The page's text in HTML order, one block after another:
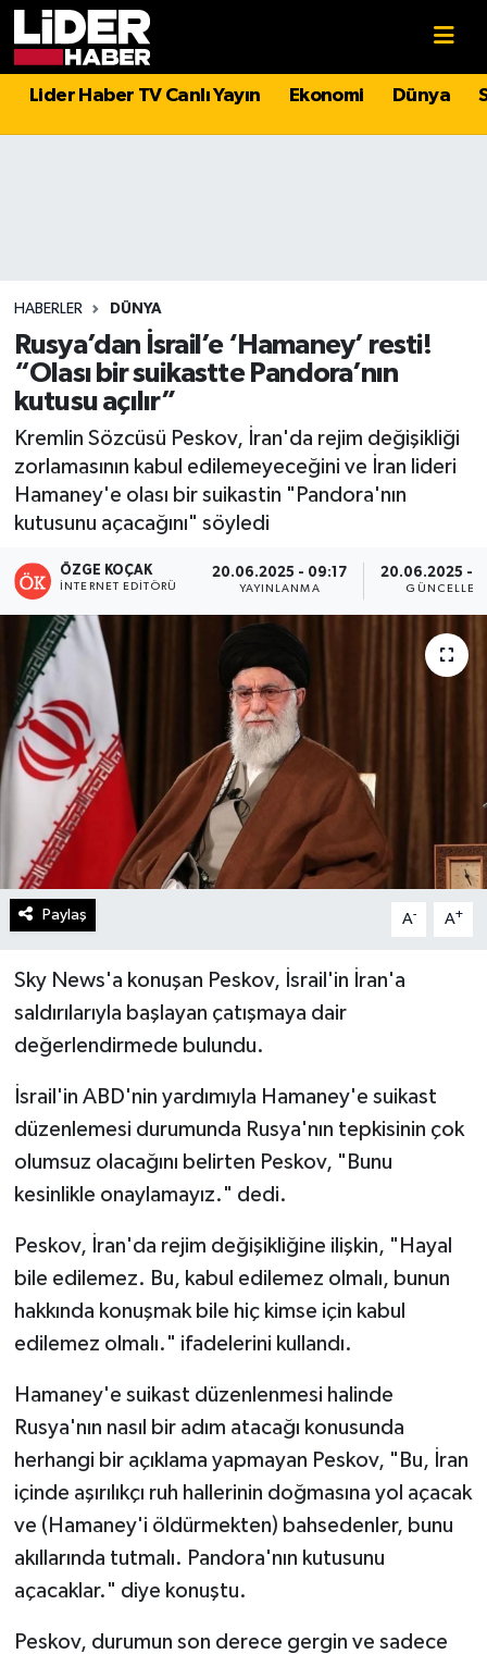
Lider Haber TV Canlı Yayın Ekonomi Dünya
HABERLER DÜNYA
Rusya’dan İsrail’e ‘Hamaney’ resti!
“Olası bir suikastte Pandora’nın
kutusu açılır”
Kremlin Sözcüsü Peskov, İran'da rejim değişikliği
zorlamasının kabul edilemeyeceğini ve İran lideri
Hamaney'e olası bir suikastin "Pandora'nın
kutusunu açacağını" söyledi
ÖZGE KOÇAK
İNTERNET EDITÖRÜ
20.06.2025 - 09:17
YAYINLANMA
20.06.2025 -
Paylaş A- A+
Sky News'a konuşan Peskov, İsrail'in İran'a
saldırılarıyla başlayan çatışmaya dair
değerlendirmede bulundu.
İsrail'in ABD'nin yardımıyla Hamaney'e suikast
düzenlemesi durumunda Rusya'nın tepkisinin çok
olumsuz olacağını belirten Peskov, "Bunu
kesinlikle onaylamayız." dedi.
Peskov, İran'da rejim değişikliğine ilişkin, "Hayal
bile edilemez. Bu, kabul edilemez olmalı, bunun
hakkında konuşmak bile hiç kimse için kabul
edilemez olmalı." ifadelerini kullandı.
Hamaney'e suikast düzenlenmesi halinde
Rusya'nın nasıl bir adım atacağı konusunda
herhangi bir açıklama yapmayan Peskov, "Bu, İran
içinde aşırılıkçı ruh hallerinin doğmasına yol açacak
ve (Hamaney'i öldürmekten) bahsedenler, bunu
akıllarında tutmalı. Pandora'nın kutusunu
açacaklar." diye konuştu.
Peskov, durumun son derece gergin ve sadece
Politika
Magazin
Spor
Sağlık
Teknoloji
Turizm
Kültür - Sanat
Lider Haber TV Canlı Yayın izle
Hava Durumu
Süper Lig Puan Durumu ve Fikstür
Tüm Manşetler
Son Dakika Haberleri
Haber Arşivi